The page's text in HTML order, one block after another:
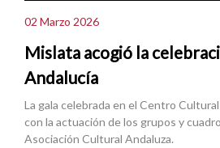
02 Marzo 2026
Mislata acogió la
Andalucía
La gala celebrada en el Centro
con la actuación de los grupos y
Asociación Cultural Andaluza.